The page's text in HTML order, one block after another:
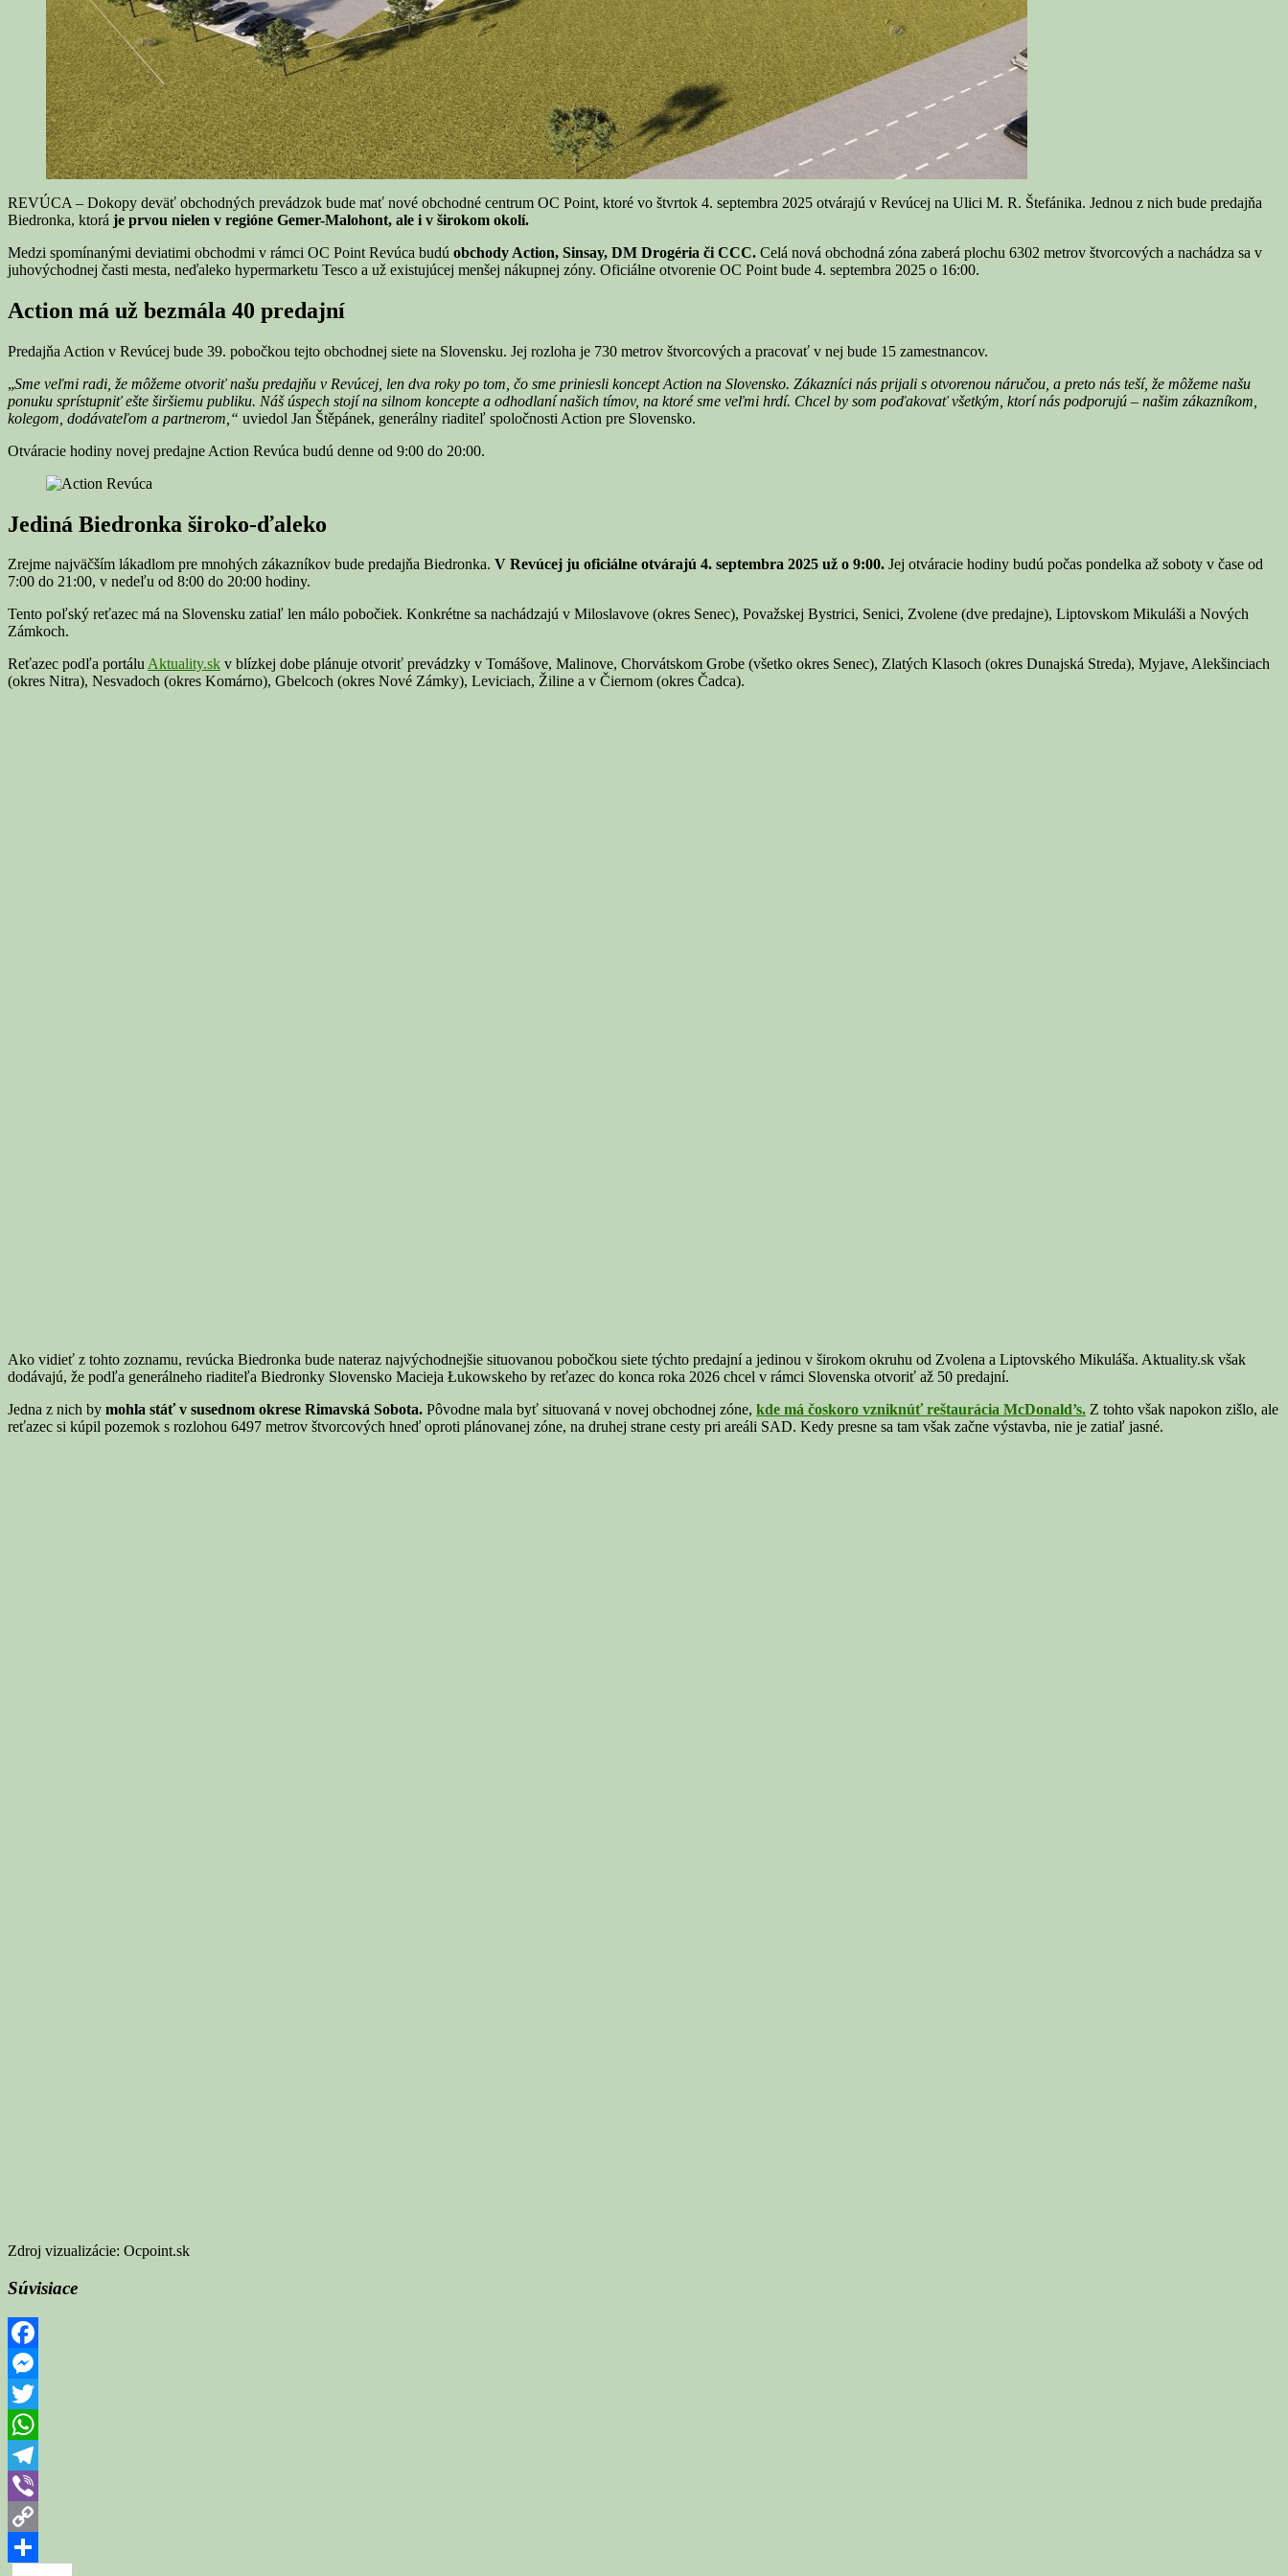
REVÚCA – Dokopy deväť obchodných prevádzok bude mať nové obchodné centrum OC Point, ktoré vo štvrtok 4. septembra 2025 otvárajú v Revúcej na Ulici M. R. Štefánika. Jednou z nich bude predajňa
Biedronka, ktorá je prvou nielen v regióne Gemer-Malohont, ale i v širokom okolí.
Medzi spomínanými deviatimi obchodmi v rámci OC Point Revúca budú obchody Action, Sinsay, DM Drogéria či CCC. Celá nová obchodná zóna zaberá plochu 6302 metrov štvorcových a nachádza sa v
juhovýchodnej časti mesta, neďaleko hypermarketu Tesco a už existujúcej menšej nákupnej zóny. Oficiálne otvorenie OC Point bude 4. septembra 2025 o 16:00.
Action má už bezmála 40 predajní
Predajňa Action v Revúcej bude 39. pobočkou tejto obchodnej siete na Slovensku. Jej rozloha je 730 metrov štvorcových a pracovať v nej bude 15 zamestnancov.
„Sme veľmi radi, že môžeme otvoriť našu predajňu v Revúcej, len dva roky po tom, čo sme priniesli koncept Action na Slovensko. Zákazníci nás prijali s otvorenou náručou, a preto nás teší, že môžeme našu
ponuku sprístupniť ešte širšiemu publiku. Náš úspech stojí na silnom koncepte a odhodlaní našich tímov, na ktoré sme veľmi hrdí. Chcel by som poďakovať všetkým, ktorí nás podporujú – našim zákazníkom,
kolegom, dodávateľom a partnerom,“ uviedol Jan Štěpánek, generálny riaditeľ spoločnosti Action pre Slovensko.
Otváracie hodiny novej predajne Action Revúca budú denne od 9:00 do 20:00.
Jediná Biedronka široko-ďaleko
Zrejme najväčším lákadlom pre mnohých zákazníkov bude predajňa Biedronka. V Revúcej ju oficiálne otvárajú 4. septembra 2025 už o 9:00. Jej otváracie hodiny budú počas pondelka až soboty v čase od
7:00 do 21:00, v nedeľu od 8:00 do 20:00 hodiny.
Tento poľský reťazec má na Slovensku zatiaľ len málo pobočiek. Konkrétne sa nachádzajú v Miloslavove (okres Senec), Považskej Bystrici, Senici, Zvolene (dve predajne), Liptovskom Mikuláši a Nových
Zámkoch.
Reťazec podľa portáluAktuality.sk v blízkej dobe plánuje otvoriť prevádzky v Tomášove, Malinove, Chorvátskom Grobe (všetko okres Senec), Zlatých Klasoch (okres Dunajská Streda), Myjave, Alekšinciach
(okres Nitra), Nesvadoch (okres Komárno), Gbelcoch (okres Nové Zámky), Leviciach, Žiline a v Čiernom (okres Čadca).
Ako vidieť z tohto zoznamu, revúcka Biedronka bude nateraz najvýchodnejšie situovanou pobočkou siete týchto predajní a jedinou v širokom okruhu od Zvolena a Liptovského Mikuláša. Aktuality.sk však
dodávajú, že podľa generálneho riaditeľa Biedronky Slovensko Macieja Łukowskeho by reťazec do konca roka 2026 chcel v rámci Slovenska otvoriť až 50 predajní.
Jedna z nich by mohla stáť v susednom okrese Rimavská Sobota. Pôvodne mala byť situovaná v novej obchodnej zóne, kde má čoskoro vzniknúť reštaurácia McDonald’s. Z tohto však napokon zišlo, ale
reťazec si kúpil pozemok s rozlohou 6497 metrov štvorcových hneď oproti plánovanej zóne, na druhej strane cesty pri areáli SAD. Kedy presne sa tam však začne výstavba, nie je zatiaľ jasné.
Zdroj vizualizácie: Ocpoint.sk
Súvisiace
Facebook
Messenger
Twitter
WhatsApp
Telegram
Viber
Copy